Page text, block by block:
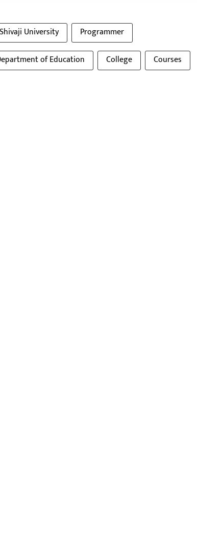
Shivaji University
Programmer
of Education College
Courses